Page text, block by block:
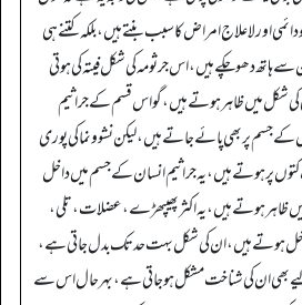
اور لا علاج امراض کا سبب بنتے ہیں، بلکہ کتنے ہی
ہاتھ دھو چکے ہیں، اس جرثومہ کی شکل فیتہ کی ہوتی
شکل میں ظاہر ہوتے ہیں، گو اس قسم کے جراثیم
جسم پر بھی پائے جاتے ہیں، لیکن نشو ونما کی پوری
پر ہوتے ہیں، یہ جراثیم انسان کے جسم میں داخل
ظاہر ہوتے ہیں، یہ اکثر پھیپھڑے، عضلات، تلی،
ہوتے ہیں، ان کی شکل بہت حد تک بدل جاتی ہے،
ان کی شناخت مشکل ہو جاتی ہے، بہر حال اس سے